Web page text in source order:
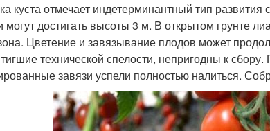
куста отмечает индетерминантный тип
могут достигать высоты 3 м. В открытом грунте
Цветение и завязывание плодов может
технической спелости, непригодны к
завязи успели полностью налиться.